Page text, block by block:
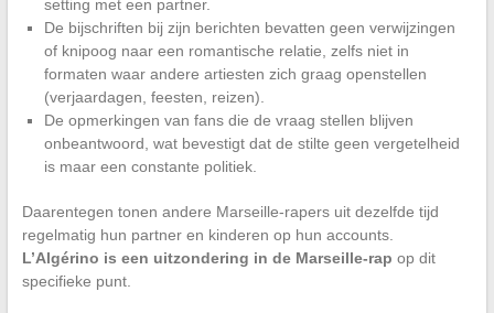
setting met een partner.
De bijschriften bij zijn berichten bevatten geen verwijzingen
of knipoog naar een romantische relatie, zelfs niet in
formaten waar andere artiesten zich graag openstellen
(verjaardagen, feesten, reizen).
De opmerkingen van fans die de vraag stellen blijven
onbeantwoord, wat bevestigt dat de stilte geen vergetelheid
is maar een constante politiek.
Daarentegen tonen andere Marseille-rapers uit dezelfde tijd
regelmatig hun partner en kinderen op hun accounts.
L’Algérino is een uitzondering in de Marseille-rap op dit
specifieke punt.